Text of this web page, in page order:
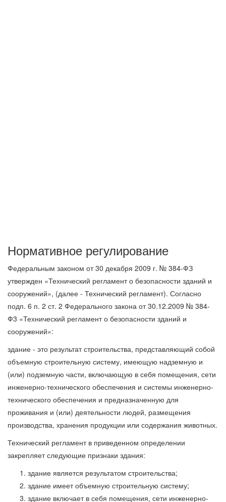
Нормативное регулирование
Федеральным законом от 30 декабря 2009 г. № 384-ФЗ
утвержден «Технический регламент о безопасности зданий и
сооружений», (далее - Технический регламент). Согласно
подп. 6 п. 2 ст. 2 Федерального закона от 30.12.2009 № 384-
Ф3 «Технический регламент о безопасности зданий и
сооружений»:
здание - это результат строительства, представляющий собой
объемную строительную систему, имеющую надземную и
(или) подземную части, включающую в себя помещения, сети
инженерно-технического обеспечения и системы инженерно-
технического обеспечения и предназначенную для
проживания и (или) деятельности людей, размещения
производства, хранения продукции или содержания животных.
Технический регламент в приведенном определении
закрепляет следующие признаки здания:
здание является результатом строительства;
здание имеет объемную строительную систему;
здание включает в себя помещения, сети инженерно-